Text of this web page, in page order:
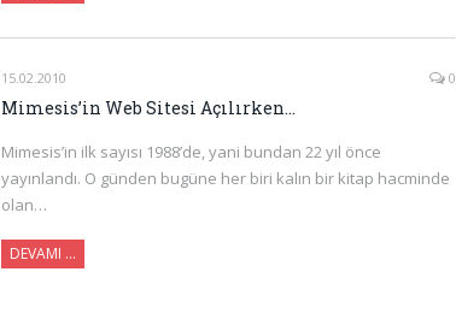
15.02.2010 0
Mimesis’in Web Sitesi Açılırken…
Mimesis’in ilk sayısı 1988’de, yani bundan 22 yıl önce
yayınlandı. O günden bugüne her biri kalın bir kitap hacminde
olan…
DEVAMI …